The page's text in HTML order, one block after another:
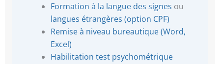
Formation à la langue des signes ou
langues étrangères (option CPF)
Remise à niveau bureautique (Word,
Excel)
Habilitation test psychométrique